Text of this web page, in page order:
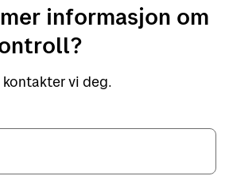
informasjon om
vi deg.